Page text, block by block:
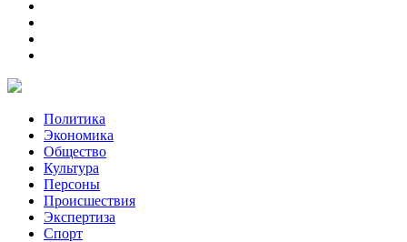
Политика
Экономика
Общество
Культура
Персоны
Происшествия
Экспертиза
Спорт